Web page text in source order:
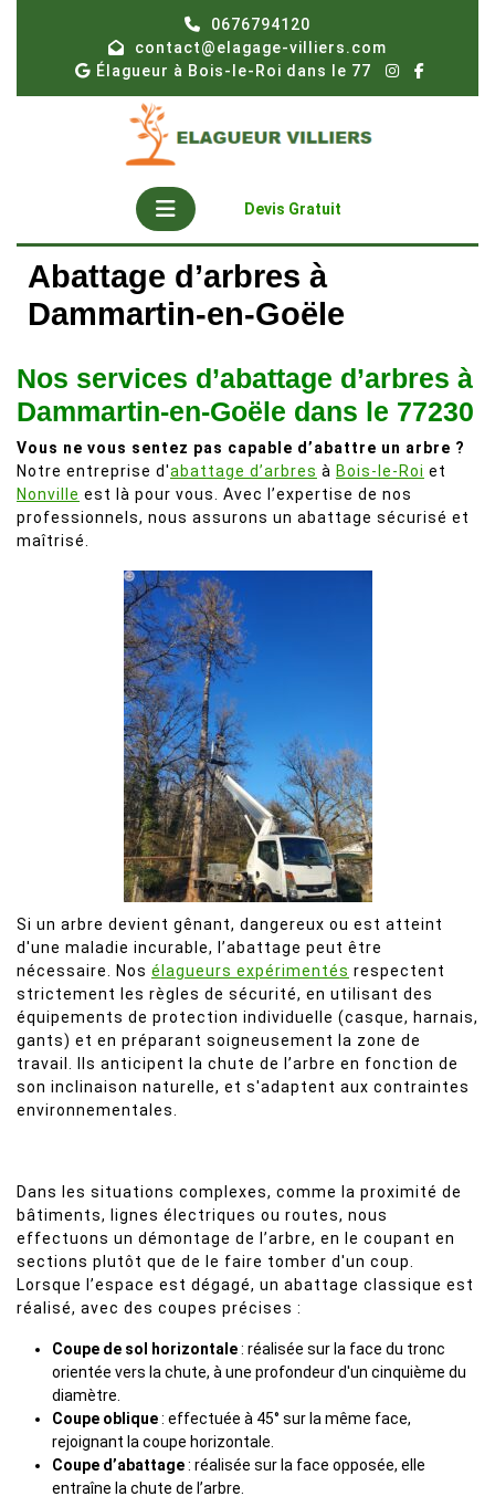
0676794120
contact@elagage-villiers.com
Élagueur à Bois-le-Roi dans le 77
Open
Button
Devis Gratuit
Abattage d’arbres à
Dammartin-en-Goële
Nos services d’abattage d’arbres à
Dammartin-en-Goële dans le 77230
Vous ne vous sentez pas capable d’abattre un arbre ?
Notre entreprise d'abattage d’arbres à Bois-le-Roi et
Nonville est là pour vous. Avec l’expertise de nos
professionnels, nous assurons un abattage sécurisé et
maîtrisé.
Si un arbre devient gênant, dangereux ou est atteint
d'une maladie incurable, l’abattage peut être
nécessaire. Nos élagueurs expérimentés respectent
strictement les règles de sécurité, en utilisant des
équipements de protection individuelle (casque, harnais,
gants) et en préparant soigneusement la zone de
travail. Ils anticipent la chute de l’arbre en fonction de
son inclinaison naturelle, et s'adaptent aux contraintes
environnementales.
Dans les situations complexes, comme la proximité de
bâtiments, lignes électriques ou routes, nous
effectuons un démontage de l’arbre, en le coupant en
sections plutôt que de le faire tomber d'un coup.
Lorsque l’espace est dégagé, un abattage classique est
réalisé, avec des coupes précises :
Coupe de sol horizontale: réalisée sur la face du tronc
orientée vers la chute, à une profondeur d'un cinquième du
diamètre.
Coupe oblique: effectuée à 45° sur la même face,
rejoignant la coupe horizontale.
Coupe d’abattage: réalisée sur la face opposée, elle
entraîne la chute de l’arbre.